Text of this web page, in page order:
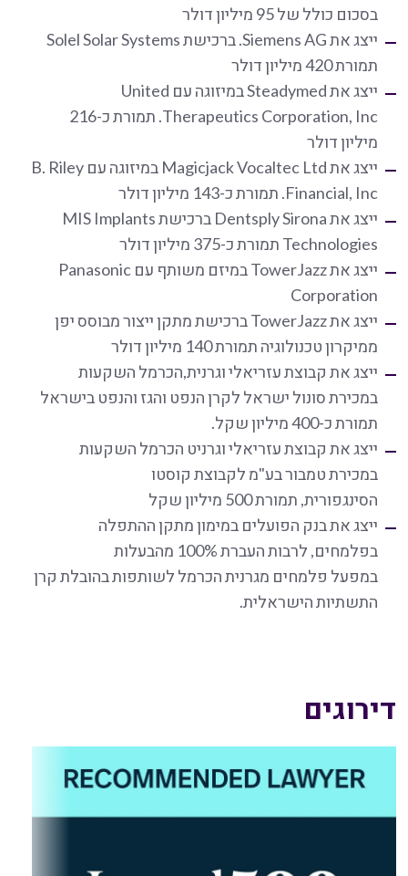
בסכום כולל של 95 מיליון דולר
ייצג את Siemens AG. ברכישת Solel Solar Systems
תמורת 420 מיליון דולר
ייצג את Steadymed במיזוגה עם United
Therapeutics Corporation, Inc. תמורת כ-216
מיליון דולר
ייצג את Magicjack Vocaltec Ltd במיזוגה עם B. Riley
Financial, Inc. תמורת כ-143 מיליון דולר
ייצג את Dentsply Sirona ברכישת MIS Implants
Technologies תמורת כ-375 מיליון דולר
ייצג את TowerJazz במיזם משותף עם Panasonic
Corporation
ייצג את TowerJazz ברכישת מתקן ייצור מבוסס יפן
ממיקרון טכנולוגיה תמורת 140 מיליון דולר
ייצג את קבוצת עזריאלי וגרנית,הכרמל השקעות
במכירת סונול ישראל לקרן הנפט והגז והנפט בישראל
תמורת כ-400 מיליון שקל.
ייצג את קבוצת עזריאלי וגרניט הכרמל השקעות
במכירת טמבור בע"מ לקבוצת קוסטו
הסינגפורית, תמורת 500 מיליון שקל
ייצג את בנק הפועלים במימון מתקן ההתפלה
בפלמחים, לרבות העברת 100% מהבעלות
במפעל פלמחים מגרנית הכרמל לשותפות בהובלת קרן
התשתיות הישראלית.
דירוגים